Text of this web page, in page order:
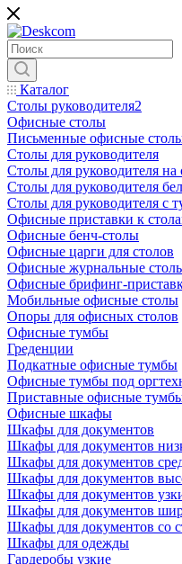
Каталог
Столы руководителя2
Офисные столы
Письменные офисные
Столы для руководителя
Столы для руководителя
Столы для руководителя
Столы для руководителя с
Офисные приставки к
Офисные бенч-столы
Офисные царги для столов
Офисные журнальные
Офисные брифинг-
Мобильные офисные столы
Опоры для офисных столов
Офисные тумбы
Греденции
Подкатные офисные тумбы
Офисные тумбы под
Приставные офисные
Офисные шкафы
Шкафы для документов
Шкафы для документов
Шкафы для документов
Шкафы для документов
Шкафы для документов
Шкафы для документов
Шкафы для документов со
Шкафы для одежды
Гардеробы узкие